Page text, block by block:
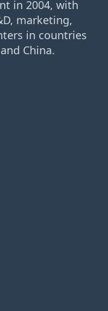
in 2004, with
marketing,
in countries
China.